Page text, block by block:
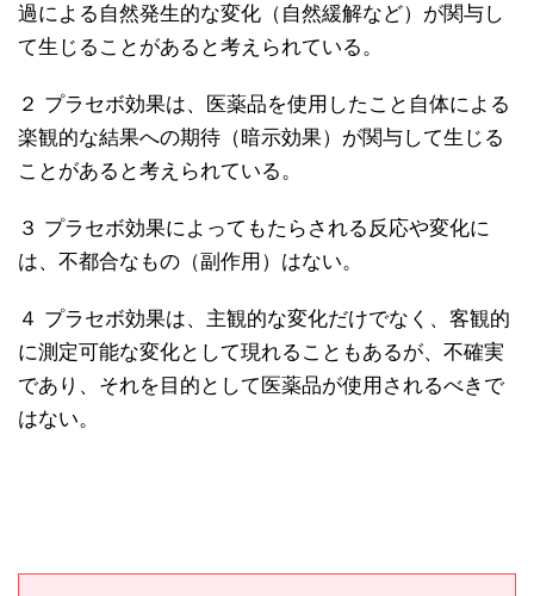
過による自然発生的な変化（自然緩解など）が関与し
て生じることがあると考えられている。
２ プラセボ効果は、医薬品を使用したこと自体による
楽観的な結果への期待（暗示効果）が関与して生じる
ことがあると考えられている。
３ プラセボ効果によってもたらされる反応や変化に
は、不都合なもの（副作用）はない。
４ プラセボ効果は、主観的な変化だけでなく、客観的
に測定可能な変化として現れることもあるが、不確実
であり、それを目的として医薬品が使用されるべきで
はない。